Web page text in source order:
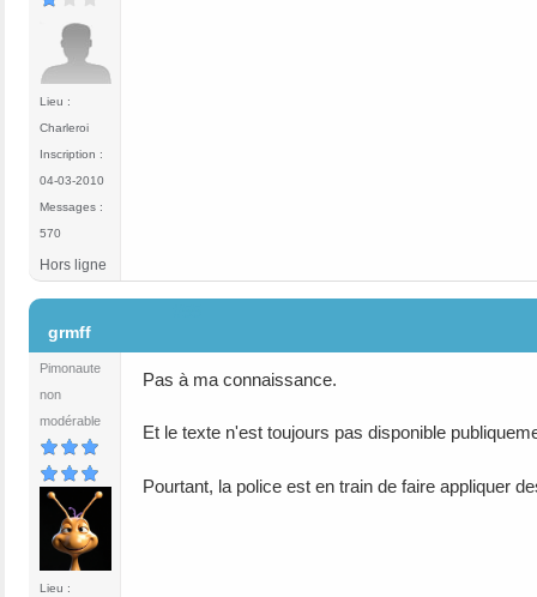
Lieu :
Charleroi
Inscription :
04-03-2010
Messages :
570
Hors ligne
grmff
Pimonaute
non
modérable
Lieu :
Pas à ma connaissance.
Et le texte n'est toujours pas disponible
Pourtant, la police est en train de faire appliquer